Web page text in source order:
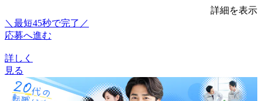
詳細を表示
＼最短45秒で完了／
応募へ進む
詳しく
見る